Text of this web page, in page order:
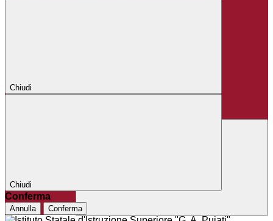
Chiudi
Chiudi
Conferma
Annulla Conferma